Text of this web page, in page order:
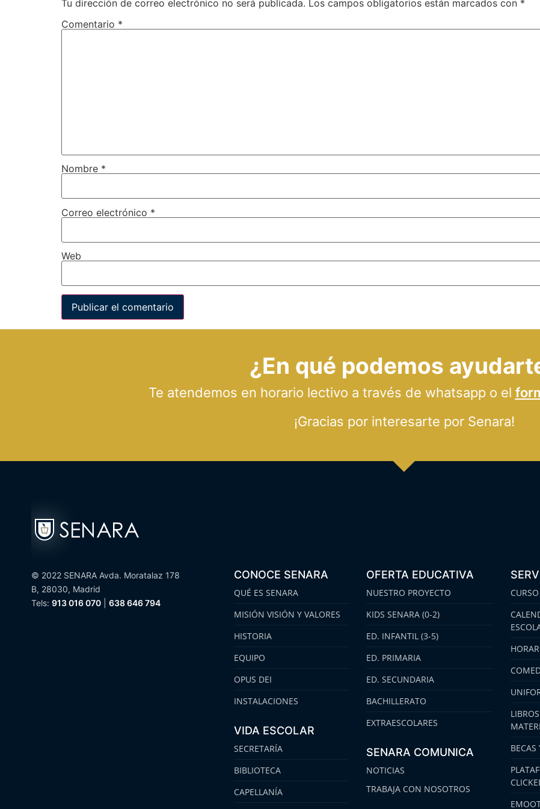
Tu dirección de correo electrónico no será publicada. Los campos obligatorios están marcados con *
Comentario *
Nombre *
Correo electrónico *
Web
¿En qué podemos
Te atendemos en horario lectivo a través de whatsapp o el
¡Gracias por interesarte por Senara!
© 2022 SENARA Avda. Moratalaz 178
B, 28030, Madrid
Tels: 913 016 070 638 646 794
CONOCE SENARA
QUÉ ES SENARA
MISIÓN VISIÓN Y VALORES
HISTORIA
EQUIPO
OPUS DEI
INSTALACIONES
VIDA ESCOLAR
SECRETARÍA
BIBLIOTECA
CAPELLANÍA
OFERTA EDUCATIVA
NUESTRO PROYECTO
KIDS SENARA (0-2)
ED. INFANTIL (3-5)
ED. PRIMARIA
ED. SECUNDARIA
BACHILLERATO
EXTRAESCOLARES
SENARA COMUNICA
NOTICIAS
TRABAJA CON NOSOTROS
BECAS